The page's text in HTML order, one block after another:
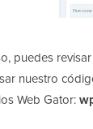
puedes
nuestro
Web Gator: